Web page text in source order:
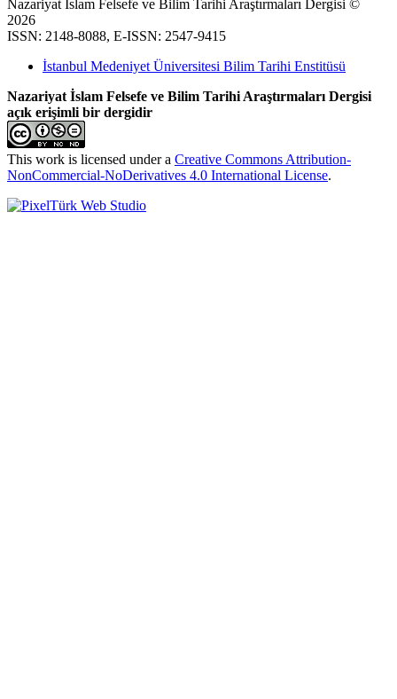
Nazariyat İslam Felsefe ve Bilim Tarihi Araştırmaları Dergisi ©
2026
ISSN: 2148-8088, E-ISSN: 2547-9415
İstanbul Medeniyet Üniversitesi Bilim Tarihi Enstitüsü
Nazariyat İslam Felsefe ve Bilim Tarihi Araştırmaları Dergisi
açık erişimli bir dergidir
This work is licensed under a Creative Commons Attribution-
NonCommercial-NoDerivatives 4.0 International License.